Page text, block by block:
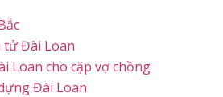
Đài Loan
Loan cho cặp vợ chồng
Đài Loan